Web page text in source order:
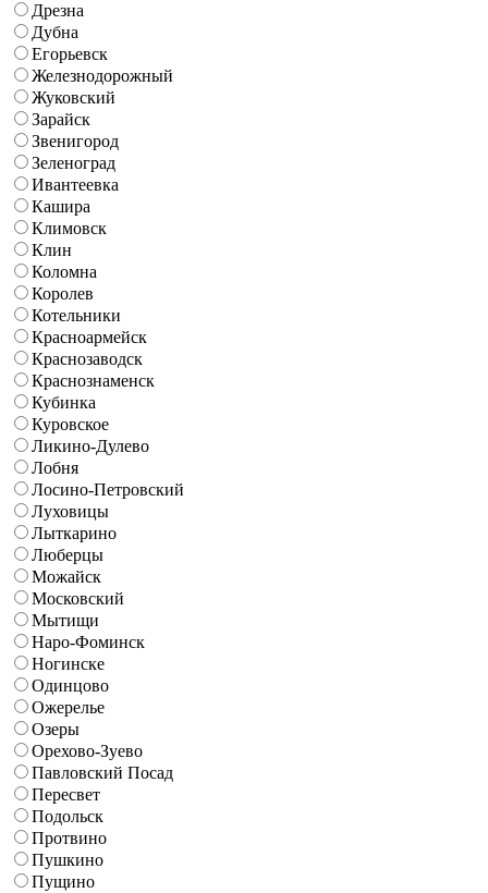
Дрезна
Дубна
Егорьевск
Железнодорожный
Жуковский
Зарайск
Звенигород
Зеленоград
Ивантеевка
Кашира
Климовск
Клин
Коломна
Королев
Котельники
Красноармейск
Краснозаводск
Краснознаменск
Кубинка
Куровское
Ликино-Дулево
Лобня
Лосино-Петровский
Луховицы
Лыткарино
Люберцы
Можайск
Московский
Мытищи
Наро-Фоминск
Ногинске
Одинцово
Ожерелье
Озеры
Орехово-Зуево
Павловский Посад
Пересвет
Подольск
Протвино
Пушкино
Пущино